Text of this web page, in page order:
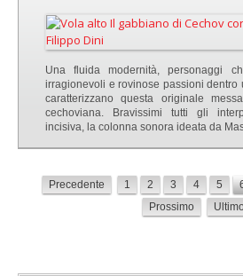
Una fluida modernità, personaggi
irragionevoli e rovinose passioni dentro
caratterizzano questa originale
cechoviana. Bravissimi tutti gli
incisiva, la colonna sonora ideata da
Precedente 1 2 3 4 5
Prossimo